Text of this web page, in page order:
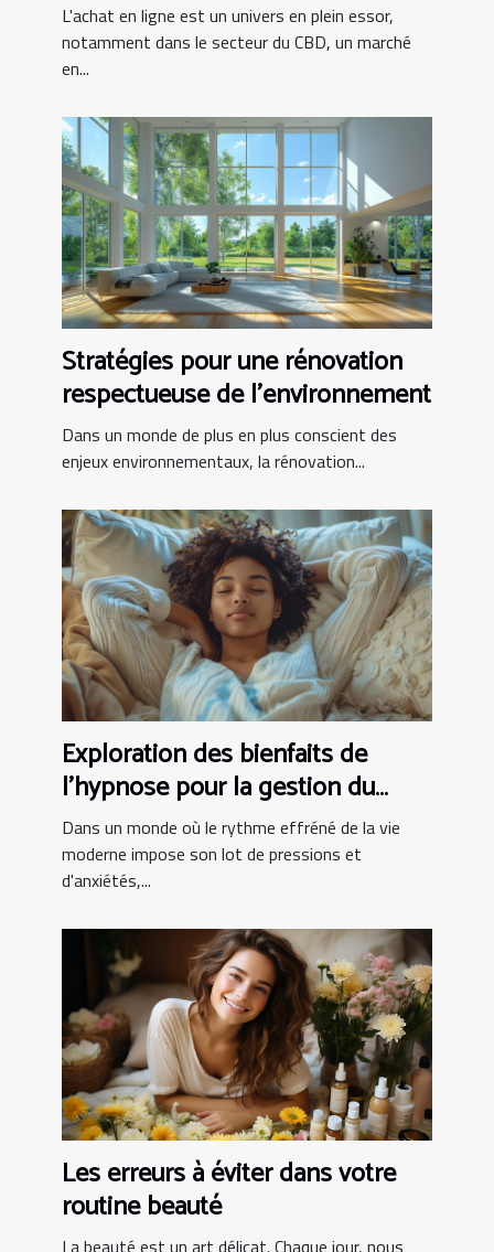
L'achat en ligne est un univers en plein essor,
notamment dans le secteur du CBD, un marché
en...
Stratégies pour une rénovation
respectueuse de l'environnement
Dans un monde de plus en plus conscient des
enjeux environnementaux, la rénovation...
Exploration des bienfaits de
l'hypnose pour la gestion du
stress
Dans un monde où le rythme effréné de la vie
moderne impose son lot de pressions et
d'anxiétés,...
Les erreurs à éviter dans votre
routine beauté
La beauté est un art délicat. Chaque jour, nous